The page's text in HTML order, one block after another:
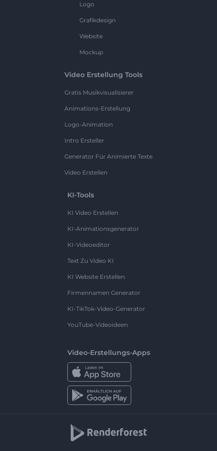
Logo
Grafikdesign
Website
Mockup
Video Erstellung Tools
Gratis Musikvisualisierer
Animations-Erstellung
Logo-Animation
Intro Ersteller
Generator Für Animierte Texte
Video Erstellen
KI-Tools
KI Video Erstellen
KI-Animationsgenerator
KI-Videoeditor
Text Zu Video KI
KI Website Erstellen
Firmennamen Generator
KI-TikTok-Video-Generator
YouTube-Videoideen
Video-Erstellungs-Apps